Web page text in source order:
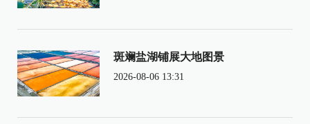
斑斓盐湖铺展大地图景
2026-08-06 13:31